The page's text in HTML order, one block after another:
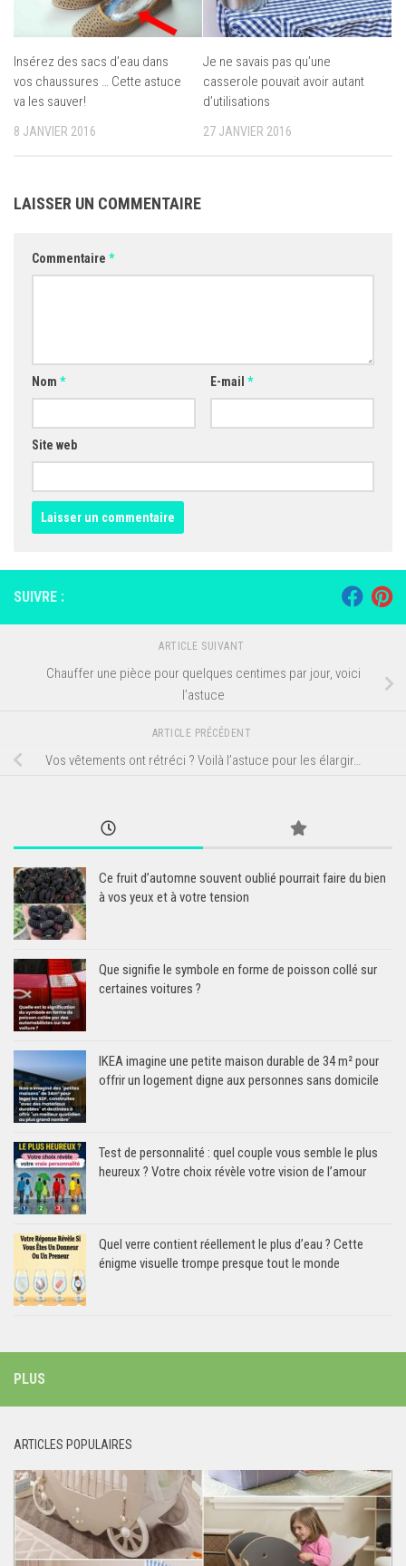
Insérez des sacs d’eau dans
vos chaussures … Cette astuce
va les sauver!
8 JANVIER 2016
Je ne savais pas qu’une
casserole pouvait avoir autant
d’utilisations
27 JANVIER 2016
LAISSER UN COMMENTAIRE
Commentaire *
Nom * E-mail *
Site web
SUIVRE :
ARTICLE SUIVANT
Chauffer une pièce pour quelques centimes par jour, voici
l’astuce
ARTICLE PRÉCÉDENT
Vos vêtements ont rétréci ? Voilà l’astuce pour les élargir…
Ce fruit d’automne souvent oublié pourrait faire du bien
à vos yeux et à votre tension
Que signifie le symbole en forme de poisson collé sur
certaines voitures ?
IKEA imagine une petite maison durable de 34 m² pour
offrir un logement digne aux personnes sans domicile
Test de personnalité : quel couple vous semble le plus
heureux ? Votre choix révèle votre vision de l’amour
Quel verre contient réellement le plus d’eau ? Cette
énigme visuelle trompe presque tout le monde
PLUS
ARTICLES POPULAIRES